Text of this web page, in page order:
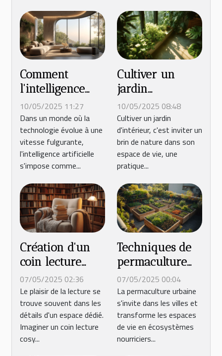
Comment
l'intelligence
artificielle
révolutionne le
home staging
10/05/2025 11:27
Dans un monde où la
technologie évolue à une
vitesse fulgurante,
l'intelligence artificielle
s'impose comme...
Cultiver un
jardin
d'intérieur en
appartement
secrets pour un
écosystème
miniature
10/05/2025 08:48
Cultiver un jardin
d'intérieur, c'est inviter un
brin de nature dans son
espace de vie, une
pratique...
Création d'un
coin lecture
cosy : astuces et
inspirations
07/05/2025 02:36
Le plaisir de la lecture se
trouve souvent dans les
détails d'un espace dédié.
Imaginer un coin lecture
cosy...
Techniques de
permaculture
urbaine pour
un jardin auto-
suffisant
07/05/2025 00:04
La permaculture urbaine
s'invite dans les villes et
transforme les espaces
de vie en écosystèmes
nourriciers...